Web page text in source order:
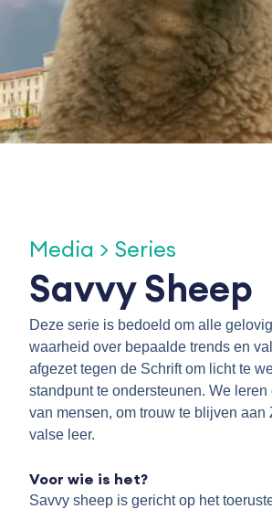
Media > Series
Savvy Sheep
Deze serie is bedoeld om alle
waarheid over bepaalde trends en
afgezet tegen de Schrift om licht te
standpunt te ondersteunen. We
van mensen, om trouw te blijven
valse leer.
Voor wie is het?
Savvy sheep is gericht op het